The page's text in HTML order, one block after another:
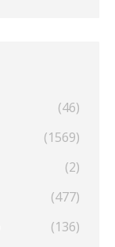
(46)
(1569)
(2)
(477)
(136)